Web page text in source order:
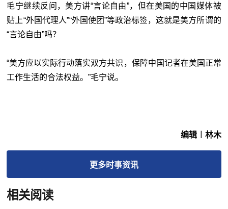
毛宁继续反问，美方讲“言论自由”，但在美国的中国媒体被
贴上“外国代理人”“外国使团”等政治标签，这就是美方所谓的
“言论自由”吗？
“美方应以实际行动落实双方共识，保障中国记者在美国正常
工作生活的合法权益。”毛宁说。
编辑︱林木
更多时事资讯
相关阅读